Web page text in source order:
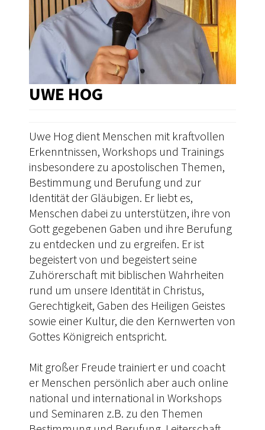
UWE HOG
Uwe Hog dient Menschen mit kraftvollen
Erkenntnissen, Workshops und Trainings
insbesondere zu apostolischen Themen,
Bestimmung und Berufung und zur
Identität der Gläubigen. Er liebt es,
Menschen dabei zu unterstützen, ihre von
Gott gegebenen Gaben und ihre Berufung
zu entdecken und zu ergreifen. Er ist
begeistert von und begeistert seine
Zuhörerschaft mit biblischen Wahrheiten
rund um unsere Identität in Christus,
Gerechtigkeit, Gaben des Heiligen Geistes
sowie einer Kultur, die den Kernwerten von
Gottes Königreich entspricht.
Mit großer Freude trainiert er und coacht
er Menschen persönlich aber auch online
national und international in Workshops
und Seminaren z.B. zu den Themen